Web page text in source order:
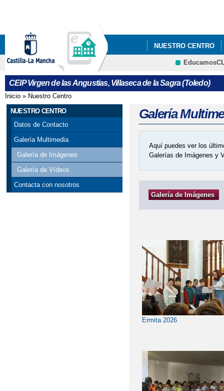
NUESTRO CENTRO
VI PLAN DE ÉXITO
CRFP
CEIP Virgen de las Angustias, Villaseca de la Sagra (Toledo)
Se encuentra usted aquí
Inicio » Nuestro Centro
NUESTRO CENTRO
Datos de Contacto
Galería Multimedia
Galería de Imágenes
Galería de Vídeos
Contacta con nosotros
Galería
Aquí puedes ver los
Galerías de Imágenes y
Galería de Imágenes
Ermita 2026